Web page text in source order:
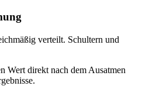
verteilt. Schultern und
Wert direkt nach dem Ausatmen